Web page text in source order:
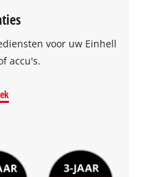
voor uw Einhell
accu's.